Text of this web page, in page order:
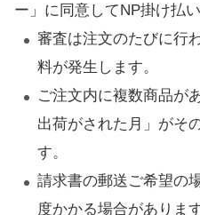
ー」に同意してNP掛け払
審査は注文のたびに行
料が発生します。
ご注文内に複数商品が
出荷がされた月」がそ
す。
請求書の郵送ご希望の
度かかる場合があります